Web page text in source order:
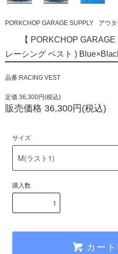
PORKCHOP GARAGE SUPPLY アウタ
【 PORKCHOP
レーシング ベスト )
品番:RACING VEST
定価 36,300円(税込)
販売価格 36,300円(税込)
サイズ
購入数
カー